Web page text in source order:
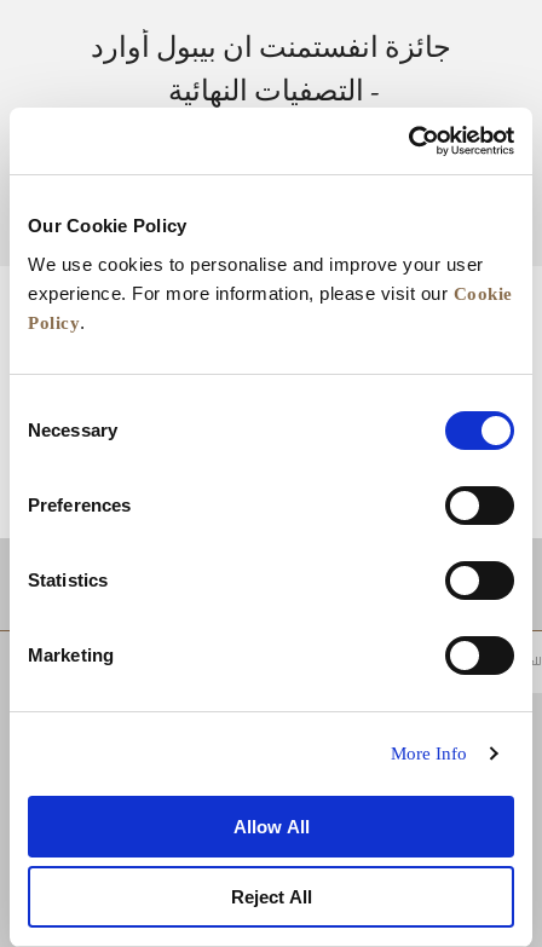
Our Cookie Policy
We use cookies to personalise and improve your user
experience. For more information, please visit our Cookie
Policy.
Selection
Necessary
Preferences
Statistics
Marketing
More Info
Allow All
Reject All
جائزة انفستمنت ان بيبول أوارد
- التصفيات النهائية
بواسطة جائزة رابطة مقدمي الشقق الفندقية
فريزر هوسبيتاليتي الخاصة المحدودة
موقع
للعودة إلى أعلى